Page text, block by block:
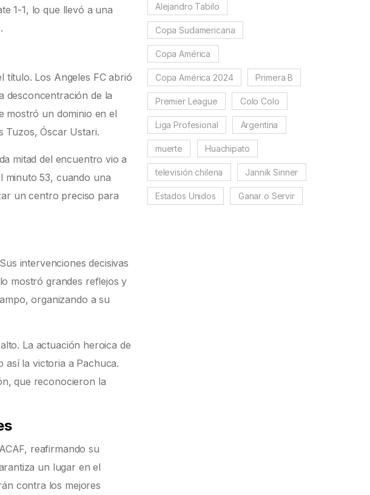
1-1, lo que llevó a una
título. Los Angeles FC abrió
desconcentración de la
mostró un dominio en el
Tuzos, Óscar Ustari.
mitad del encuentro vio a
minuto 53, cuando una
un centro preciso para
intervenciones decisivas
mostró grandes reflejos y
organizando a su
La actuación heroica de
así la victoria a Pachuca.
que reconocieron la
reafirmando su
un lugar en el
contra los mejores
Alejandro Tabilo
Copa Sudamericana
Copa América
Copa América 2024 Primera B
Premier League Colo Colo
Liga Profesional Argentina
muerte Huachipato
televisión chilena Jannik Sinner
Estados Unidos Ganar o Servir